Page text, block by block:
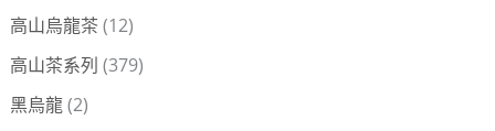
高山烏龍茶 (12)
高山茶系列 (379)
黑烏龍(2)